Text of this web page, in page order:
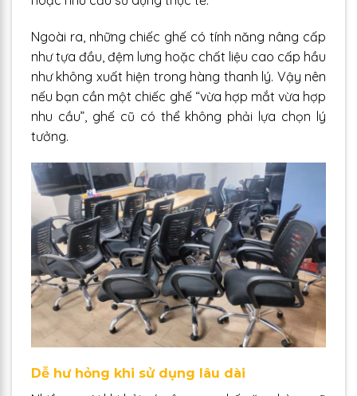
Ngoài ra, những chiếc ghế có tính năng nâng cấp
như tựa đầu, đệm lưng hoặc chất liệu cao cấp hầu
như không xuất hiện trong hàng thanh lý. Vậy nên
nếu bạn cần một chiếc ghế “vừa hợp mắt vừa hợp
nhu cầu”, ghế cũ có thể không phải lựa chọn lý
tưởng.
Dễ hư hỏng khi sử dụng lâu dài